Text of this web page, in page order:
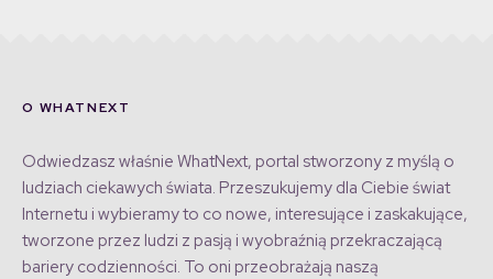
O WHATNEXT
Odwiedzasz właśnie WhatNext, portal stworzony z myślą o
ludziach ciekawych świata. Przeszukujemy dla Ciebie świat
Internetu i wybieramy to co nowe, interesujące i zaskakujące,
tworzone przez ludzi z pasją i wyobraźnią przekraczającą
bariery codzienności. To oni przeobrażają naszą